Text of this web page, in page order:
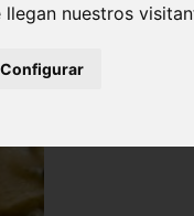
nuestros
Configurar
azul
para los